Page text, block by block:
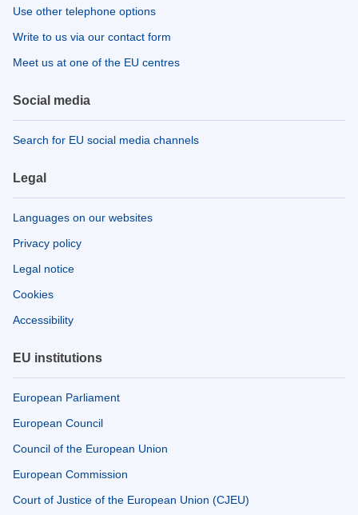
Use other telephone options
Write to us via our contact form
Meet us at one of the EU centres
Social media
Search for EU social media channels
Legal
Languages on our websites
Privacy policy
Legal notice
Cookies
Accessibility
EU institutions
European Parliament
European Council
Council of the European Union
European Commission
Court of Justice of the European Union (CJEU)